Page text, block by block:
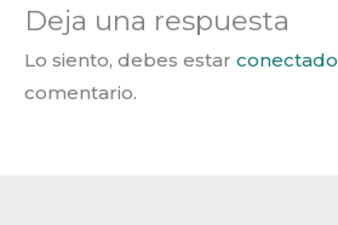
Deja una respuesta
Lo siento, debes estar conectado
comentario.